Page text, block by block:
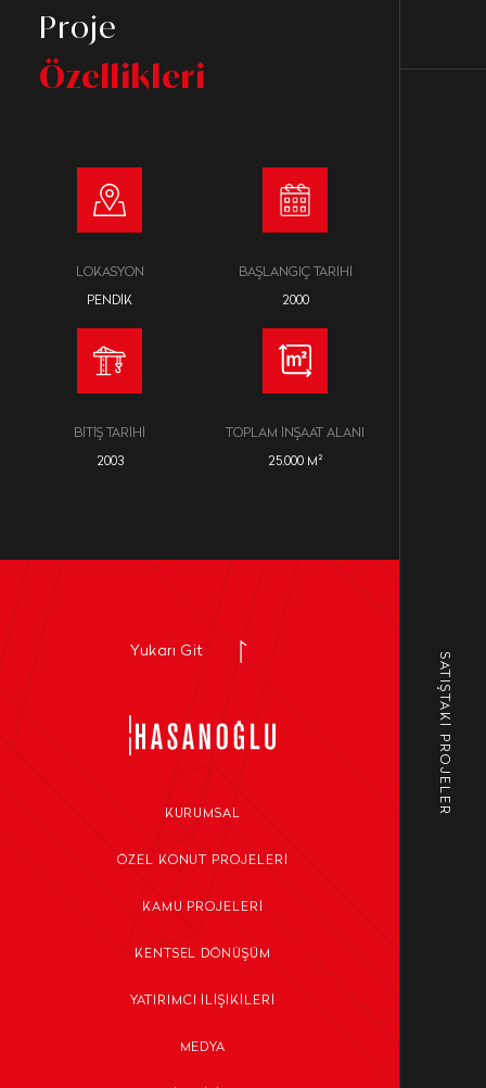
SATIŞTAKİ PROJELER
Proje
Özellikleri
LOKASYON
PENDIK
BAŞLANGIÇ TARIHI
2000
BITIŞ TARIHI
2003
TOPLAM İNŞAAT ALANI
25.000 M²
KURUMSAL
ÖZEL KONUT PROJELERI
KAMU PROJELERI
KENTSEL DÖNÜŞÜM
YATIRIMCI İLIŞIKILERI
MEDYA
Yukarı Git